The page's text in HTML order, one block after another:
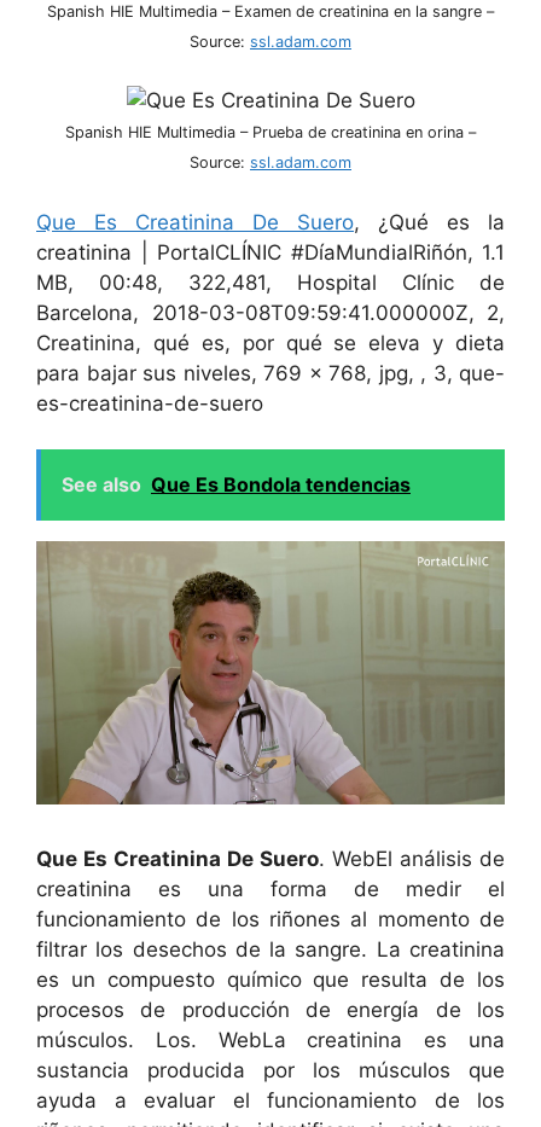
Spanish HIE Multimedia – Examen de creatinina en la sangre –
Source: ssl.adam.com
Spanish HIE Multimedia – Prueba de creatinina en orina –
Source: ssl.adam.com
Que Es Creatinina De Suero, ¿Qué es la
creatinina | PortalCLÍNIC #DíaMundialRiñón, 1.1
MB, 00:48, 322,481, Hospital Clínic de
Barcelona, 2018-03-08T09:59:41.000000Z, 2,
Creatinina, qué es, por qué se eleva y dieta
para bajar sus niveles, 769 x 768, jpg, , 3, que-
es-creatinina-de-suero
See also Que Es Bondola tendencias
Que Es Creatinina De Suero. WebEl análisis de
creatinina es una forma de medir el
funcionamiento de los riñones al momento de
filtrar los desechos de la sangre. La creatinina
es un compuesto químico que resulta de los
procesos de producción de energía de los
músculos. Los. WebLa creatinina es una
sustancia producida por los músculos que
ayuda a evaluar el funcionamiento de los